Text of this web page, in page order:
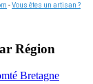
-Vous êtes un artisan ?
Région
Bretagne